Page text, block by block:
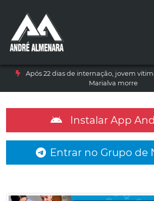
Após 22 dias de internação, jovem
Marialva morre
Instalar App
Entrar no Grupo de